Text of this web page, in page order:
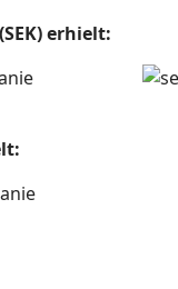
erhielt: